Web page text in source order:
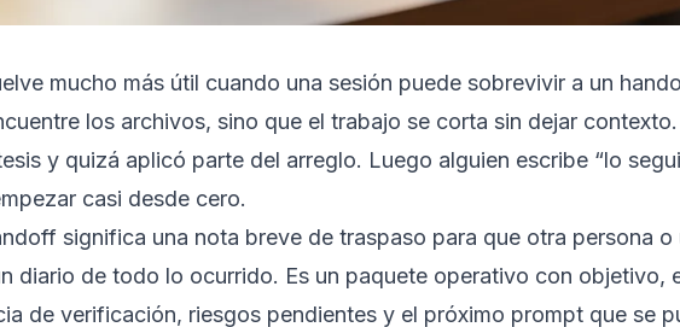
mucho más útil cuando una sesión puede sobrevivir a un
los archivos, sino que el trabajo se corta sin dejar
y quizá aplicó parte del arreglo. Luego alguien escribe “lo
casi desde cero.
significa una nota breve de traspaso para que otra persona
diario de todo lo ocurrido. Es un paquete operativo con objetivo,
de verificación, riesgos pendientes y el próximo prompt que se